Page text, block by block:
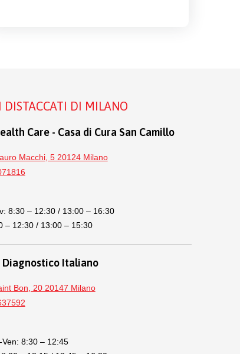
DISTACCATI DI MILANO
Care - Casa di Cura San Camillo
Macchi, 5 20124 Milano
8:30 – 12:30 / 13:00 – 16:30
– 12:30 / 13:00 – 15:30
Diagnostico Italiano
Bon, 20 20147 Milano
Ven: 8:30 – 12:45